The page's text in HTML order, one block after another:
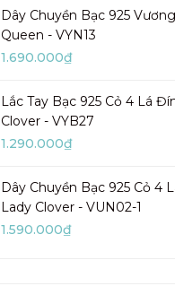
Dây Chuyền Bạc 925
Queen - VYN13
1.690.000₫
Lắc Tay Bạc 925 Cỏ 4 Lá
Clover - VYB27
1.290.000₫
Dây Chuyền Bạc 925 Cỏ 4
Lady Clover - VUN02-1
1.590.000₫